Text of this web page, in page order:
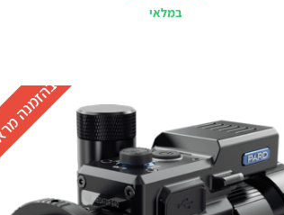
במלאי
בהזמנה